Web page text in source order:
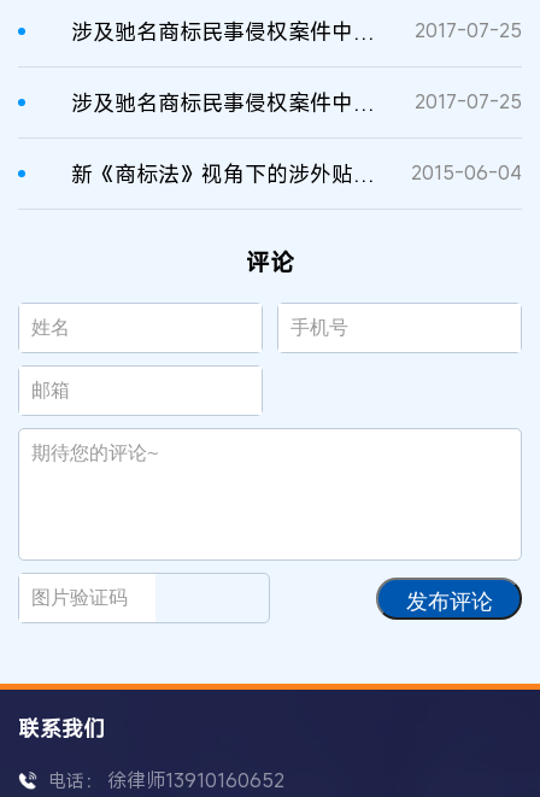
涉及驰名商标民事侵权案件中的法律问题 2017-07-25
涉及驰名商标民事侵权案件中的法律问题 2017-07-25
新《商标法》视角下的涉外贴牌加工侵权问题分析 2015-06-04
评论
发布评论
联系我们
电话： 徐律师13910160652